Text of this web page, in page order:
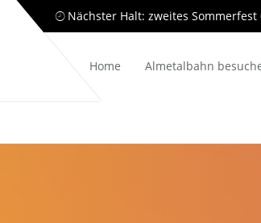
Nächster Halt: zweites
Home
Almetalbahn